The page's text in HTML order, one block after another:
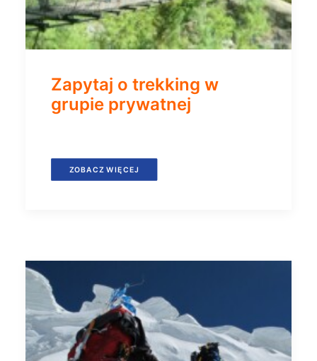
Zapytaj o trekking w
grupie prywatnej
ZOBACZ WIĘCEJ